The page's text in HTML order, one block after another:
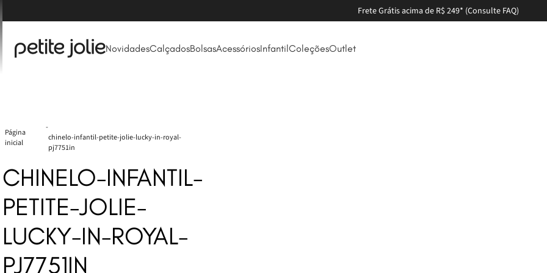
NovidadesCalçadosBolsasAcessóriosInfantilColeçõesOutlet
chinelo-infantil-petite-jolie-lucky-in-royal-
pj7751in
CHINELO-INFANTIL-
PETITE-JOLIE-
LUCKY-IN-ROYAL-
PJ7751IN